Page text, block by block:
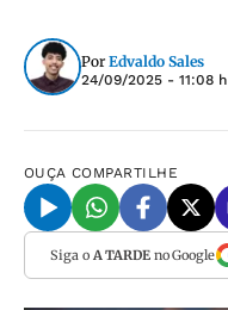
Por Edvaldo Sales
24/09/2025 - 11:08 h
OUÇA COMPARTILHE
Siga o A TARDEno Google